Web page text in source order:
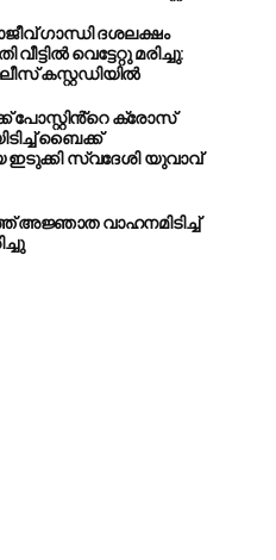
ഗാന്ധി ദശലക്ഷം
വെട്ടേറ്റു മരിച്ചു:
കസ്റ്റഡിയിൽ
പോസ്റ്റിൻ്റെ ക്രോസ്
ബൈക്ക്
ഇടുക്കി സ്വദേശി യുവാവ്
അജ്ഞാത വാഹനമിടിച്ച്